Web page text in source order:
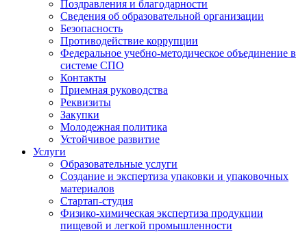
Поздравления и благодарности
Сведения об образовательной организации
Безопасность
Противодействие коррупции
Федеральное учебно-методическое объединение в
системе СПО
Контакты
Приемная руководства
Реквизиты
Закупки
Молодежная политика
Устойчивое развитие
Услуги
Образовательные услуги
Создание и экспертиза упаковки и упаковочных
материалов
Стартап-студия
Физико-химическая экспертиза продукции
пищевой и легкой промышленности